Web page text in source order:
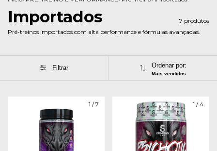
Importados
7 produtos
Pré-treinos importados com alta performance e fórmulas avançadas.
Filtrar Ordenar por:
Mais vendidos
1 /7 1 /4